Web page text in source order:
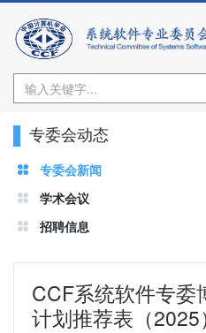
专委会动态
专委会新闻
学术会议
招聘信息
CCF系统软件专委
计划推荐表（2025）